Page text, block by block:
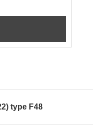
type F48